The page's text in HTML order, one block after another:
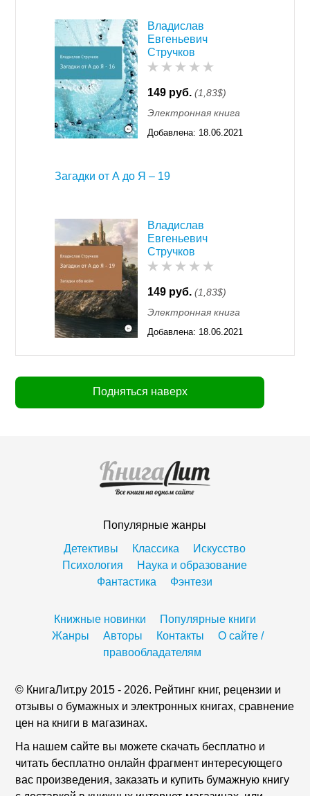
Владислав
Евгеньевич
Стручков
149 руб. (1,83$)
Электронная книга
Добавлена: 18.06.2021
Загадки от А до Я – 19
Владислав
Евгеньевич
Стручков
149 руб. (1,83$)
Электронная книга
Добавлена: 18.06.2021
Подняться наверх
Популярные жанры
Детективы
Классика
Искусство
Психология
Наука и образование
Фантастика
Фэнтези
Книжные новинки
Популярные книги
Жанры
Авторы Контакты
О сайте /
правообладателям
© КнигаЛит.ру 2015 - 2026. Рейтинг книг, рецензии и
отзывы о бумажных и электронных книгах, сравнение
цен на книги в магазинах.
На нашем сайте вы можете скачать бесплатно и
читать бесплатно онлайн фрагмент интересующего
вас произведения, заказать и купить бумажную книгу